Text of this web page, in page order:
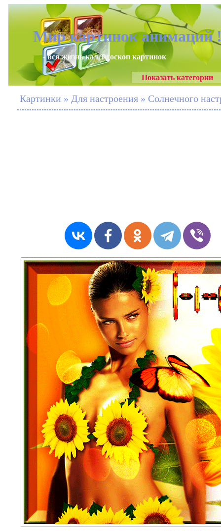
Мир картинок анимаций
- вся жизнь калейдоскоп картинок
Показать категории
Картинки » Для настроения » Солнечного